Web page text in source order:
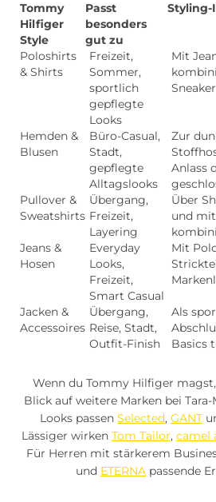
Tommy
Hilfiger
Style
Passt
besonders
gut zu
Styling-
Poloshirts
& Shirts
Freizeit,
Sommer,
sportlich
gepflegte
Looks
Mit
Hemden &
Blusen
Büro-Casual,
Stadt,
gepflegte
Alltagslooks
Zur
Anlass
Pullover &
Sweatshirts
Übergang,
Freizeit,
Layering
Über
und
Jeans &
Hosen
Everyday
Looks,
Freizeit,
Smart Casual
Mit
Jacken &
Accessoires
Übergang,
Reise, Stadt,
Outfit-Finish
Als
Basics
Wenn du Tommy Hilfiger
Blick auf weitere Marken bei
Looks passen Selected, GANT
Lässiger wirken Tom Tailor, camel
Für Herren mit stärkerem
und ETERNA passende